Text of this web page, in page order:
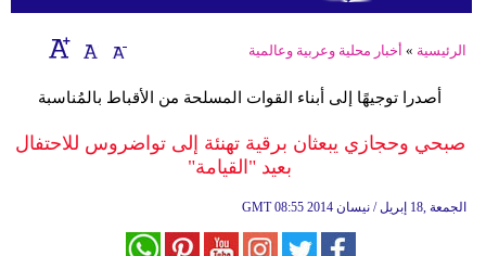
إقتصاد
الرئيسية » أخبار محلية وعربية وعالمية
أصدرا توجيهًا إلى أبناء القوات المسلحة من الأقباط بالمُناسبة
صبحي وحجازي يبعثان برقية تهنئة إلى تواضروس للاحتفال
بعيد "القيامة"
GMT 08:55 2014 الجمعة ,18 إبريل / نيسان